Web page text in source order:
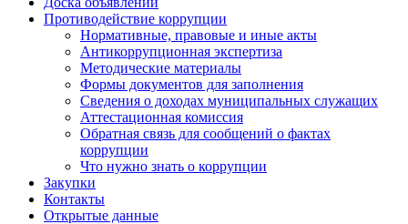
Противодействие коррупции
Нормативные, правовые и иные акты
Антикоррупционная экспертиза
Методические материалы
Формы документов для заполнения
Сведения о доходах муниципальных служащих
Аттестационная комиссия
Обратная связь для сообщений о фактах
коррупции
Что нужно знать о коррупции
Закупки
Контакты
Открытые данные